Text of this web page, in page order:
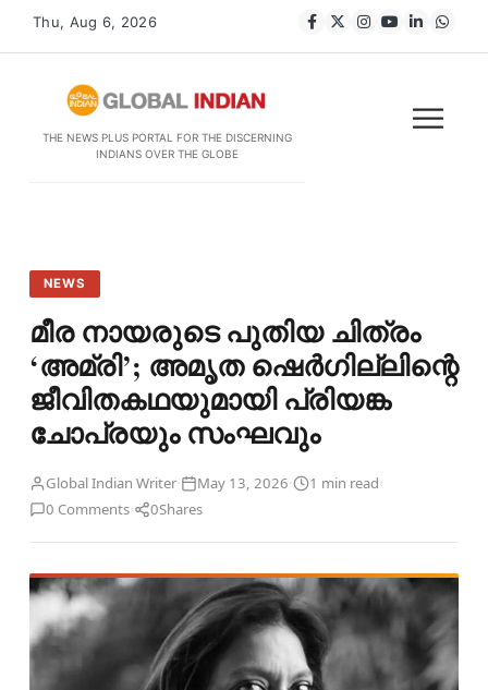
Thu, Aug 6, 2026
THE NEWS PLUS PORTAL FOR THE DISCERNING
INDIANS OVER THE GLOBE
NEWS
മീര നായരുടെ പുതിയ ചിത്രം
‘അമ്രി’; അമൃത ഷെർഗില്ലിന്റെ
ജീവിതകഥയുമായി പ്രിയങ്ക
ചോപ്രയും സംഘവും
Global Indian Writer· May 13, 2026· 1 min read·
0 Comments· 0Shares